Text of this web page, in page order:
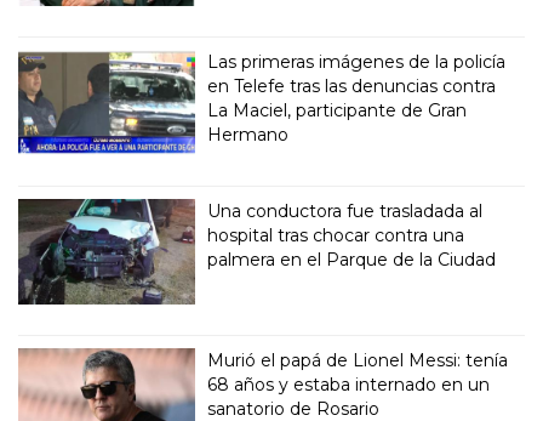
Las primeras imágenes de la policía
en Telefe tras las denuncias contra
La Maciel, participante de Gran
Hermano
Una conductora fue trasladada al
hospital tras chocar contra una
palmera en el Parque de la Ciudad
Murió el papá de Lionel Messi: tenía
68 años y estaba internado en un
sanatorio de Rosario